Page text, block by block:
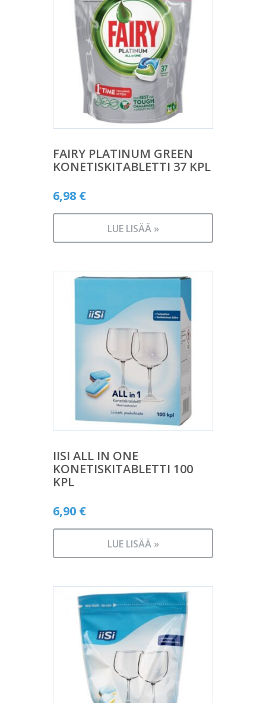
FAIRY PLATINUM GREEN
KONETISKITABLETTI 37 KPL
6,98 €
LUE LISÄÄ »
IISI ALL IN ONE
KONETISKITABLETTI 100
KPL
6,90 €
LUE LISÄÄ »